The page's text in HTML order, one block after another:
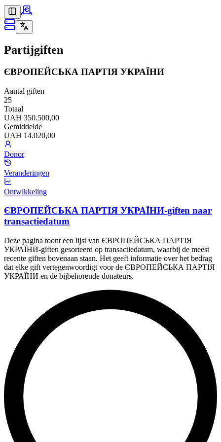
Partijgiften
ЄВРОПЕЙСЬКА ПАРТІЯ УКРАЇНИ
Aantal giften
25
Totaal
UAH 350.500,00
Gemiddelde
UAH 14.020,00
Donor
Veranderingen
Ontwikkeling
ЄВРОПЕЙСЬКА ПАРТІЯ УКРАЇНИ-giften naar
transactiedatum
Deze pagina toont een lijst van ЄВРОПЕЙСЬКА ПАРТІЯ
УКРАЇНИ-giften gesorteerd op transactiedatum, waarbij de meest
recente giften bovenaan staan. Het geeft informatie over het bedrag
dat elke gift vertegenwoordigt voor de ЄВРОПЕЙСЬКА ПАРТІЯ
УКРАЇНИ en de bijbehorende donateurs.